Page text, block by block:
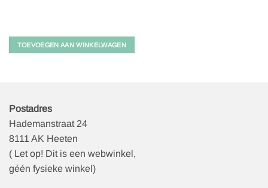
TOEVOEGEN AAN WINKELWAGEN
Postadres
Hademanstraat 24
8111 AK Heeten
( Let op! Dit is een webwinkel,
géén fysieke winkel)